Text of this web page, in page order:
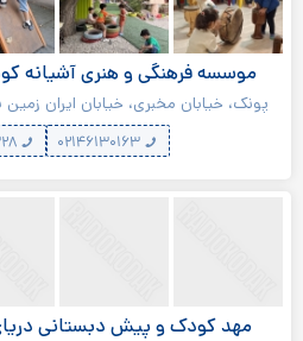
موسسه فرهنگی و هنری آشیانه
پونک، خیابان مخبری، خیابان ایران زمین
مهد کودک و پیش دبستانی